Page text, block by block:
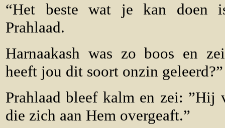
“Het beste wat je kan doen
Prahlaad.
Harnaakash was zo boos en
heeft jou dit soort onzin geleerd?”
Prahlaad bleef kalm en zei: ”Hij
die zich aan Hem overgeaft.”